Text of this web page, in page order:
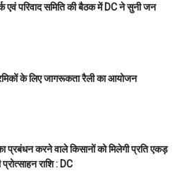
एवं परिवाद समिति की बैठक में DC ने सुनी जन
के लिए जागरूकता रैली का आयोजन
करने वाले किसानों को मिलेगी प्रति एकड़
राशि : DC